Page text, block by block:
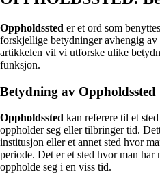
Oppholdssted er et ord som
forskjellige betydninger avhengig
artikkelen vil vi utforske ulike
funksjon.
Betydning av Oppholdssted
Oppholdssted kan referere til et
oppholder seg eller tilbringer tid.
institusjon eller et annet sted hvor
periode. Det er et sted hvor man
oppholde seg i en viss tid.